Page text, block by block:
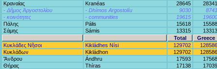
Κραναίας
Kranéas 28645
28341
- Δῆμος Ἀργοστολίου
- Dhímos Argostolíu 9030
8741
- κοινότητες
- communities 19615
19600
Πάλης
Pális 15618
15588
Σάμης
Sámis 13315
13313
Total
Greece
Κυκλάδες Νῆσοι
Kikládhes Nísi 129702
128586
Κυκλάδων
Kikládhon 129702
128586
Ἄνδρου
Ándhru 17593
17568
Θήρας
Thíras 17138
17039